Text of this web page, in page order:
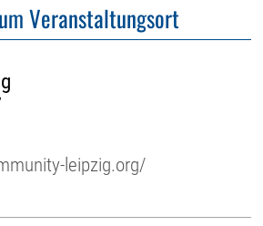
Veranstaltungsort
leipzig.org/